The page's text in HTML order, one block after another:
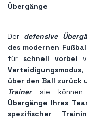
Übergänge
Der defensive
des modernen
für schnell vorbei
Verteidigungsmodus,
über den Ball zurück
Trainersie können
Übergänge Ihres
spezifischer